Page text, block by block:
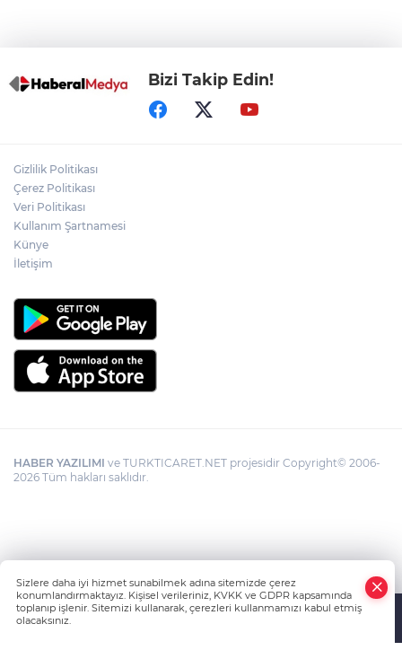
Bizi Takip Edin!
Gizlilik Politikası
Çerez Politikası
Veri Politikası
Kullanım Şartnamesi
Künye
İletişim
HABER YAZILIMI ve TURKTICARET.NET projesidir Copyright© 2006-
2026 Tüm hakları saklıdır.
Sizlere daha iyi hizmet sunabilmek adına sitemizde çerez
konumlandırmaktayız. Kişisel verileriniz, KVKK ve GDPR kapsamında
toplanıp işlenir. Sitemizi kullanarak, çerezleri kullanmamızı kabul etmiş
olacaksınız.